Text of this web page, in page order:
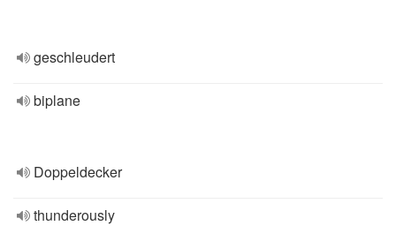
geschleudert
biplane
Doppeldecker
thunderously